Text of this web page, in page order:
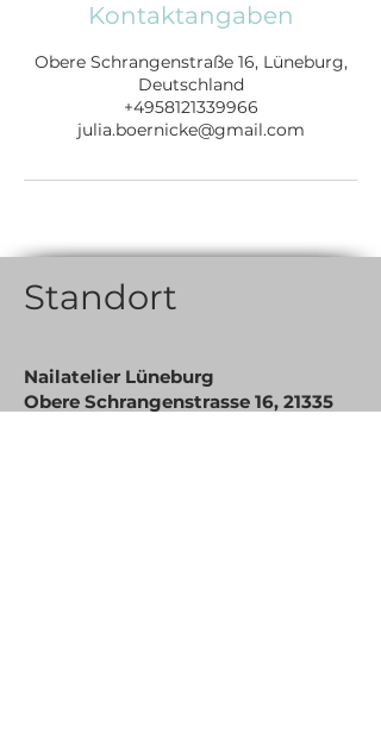
Kontaktangaben
Obere Schrangenstraße 16, Lüneburg,
Deutschland
+4958121339966
julia.boernicke@gmail.com
Standort
Nailatelier Lüneburg
Obere Schrangenstrasse 16, 21335